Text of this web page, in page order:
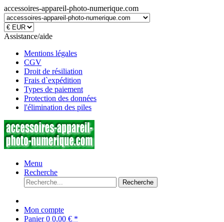
accessoires-appareil-photo-numerique.com
Assistance/aide
Mentions légales
CGV
Droit de résiliation
Frais d`expédition
Types de paiement
Protection des données
l'élimination des piles
Menu
Recherche
Recherche
Mon compte
Panier0 0,00 € *